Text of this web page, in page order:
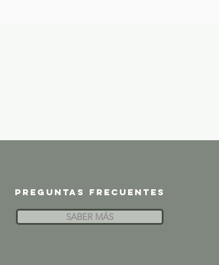
Preguntas frecuentes
SABER MÁS